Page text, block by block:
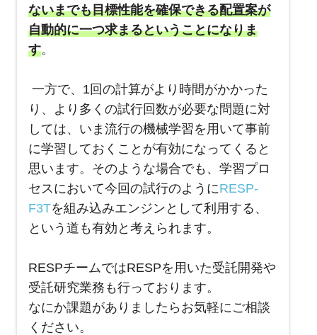
ないまでも目標性能を確保できる配置案が
自動的に一つ求まるということになりま
す。
一方で、1回の計算がより時間がかかった
り、より多くの試行回数が必要な問題に対
しては、いま流行の機械学習を用いて事前
に学習しておくことが有効になってくると
思います。そのような場合でも、学習プロ
セスにおいて今回の試行のようにRESP-
F3Tを組み込みエンジンとして利用する、
という道も有効と考えられます。
RESPチームではRESPを用いた受託開発や
受託研究業務も行っております。
なにか課題がありましたらお気軽にご相談
ください。